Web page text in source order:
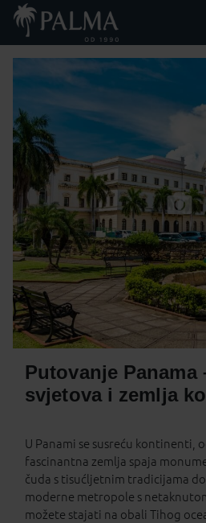
Putovanje Panama
svjetova i zemlja
U Panami se susreću kontinenti,
fascinantna zemlja spaja
čuda s tisućljetnim tradicijama
moderne metropole s
možete stajati na obali Tihog